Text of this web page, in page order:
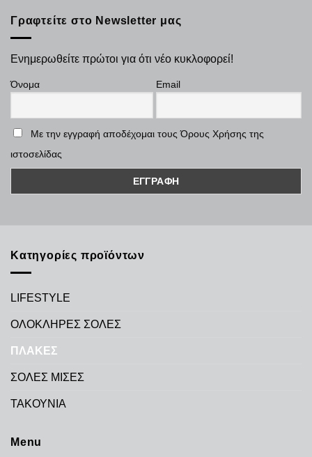
Γραφτείτε στο Newsletter μας
Ενημερωθείτε πρώτοι για ότι νέο κυκλοφορεί!
Όνομα Email
Με την εγγραφή αποδέχομαι τους Όρους Χρήσης της
ιστοσελίδας
Κατηγορίες προϊόντων
LIFESTYLE
ΟΛΟΚΛΗΡΕΣ ΣΟΛΕΣ
ΠΛΑΚΕΣ
ΣΟΛΕΣ ΜΙΣΕΣ
ΤΑΚΟΥΝΙΑ
Menu